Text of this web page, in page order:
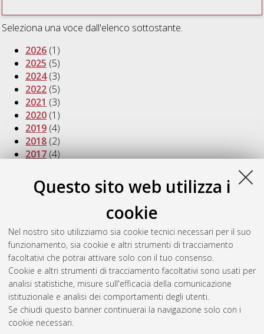
Questo sito web utilizza i
cookie
Nel nostro sito utilizziamo sia cookie tecnici necessari per il suo
funzionamento, sia cookie e altri strumenti di tracciamento
facoltativi che potrai attivare solo con il tuo consenso.
Cookie e altri strumenti di tracciamento facoltativi sono usati per
analisi statistiche, misure sull'efficacia della comunicazione
istituzionale e analisi dei comportamenti degli utenti.
Se chiudi questo banner continuerai la navigazione solo con i
cookie necessari.
Seleziona una voce dall'elenco sottostante.
2026 (1)
2025 (5)
2024(3)
2022 (5)
2021 (3)
2020 (1)
2019 (4)
2018 (2)
2017(4)
2015
2014(3)
2011(5)
2010(6)
2009 (7)
2008(5)
2007(7)
Atom